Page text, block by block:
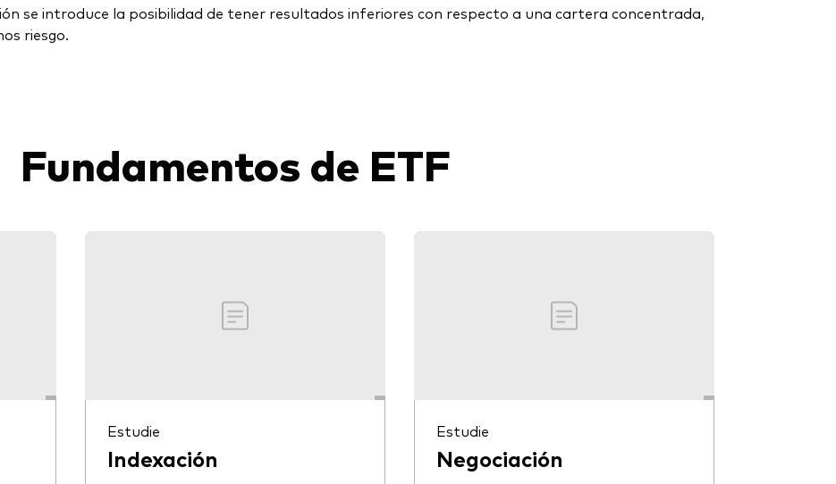
se introduce la posibilidad de tener resultados inferiores con respecto a una cartera concentrada,
riesgo.
Fundamentos de ETF
Estudie
Indexación
Estudie
Negociación